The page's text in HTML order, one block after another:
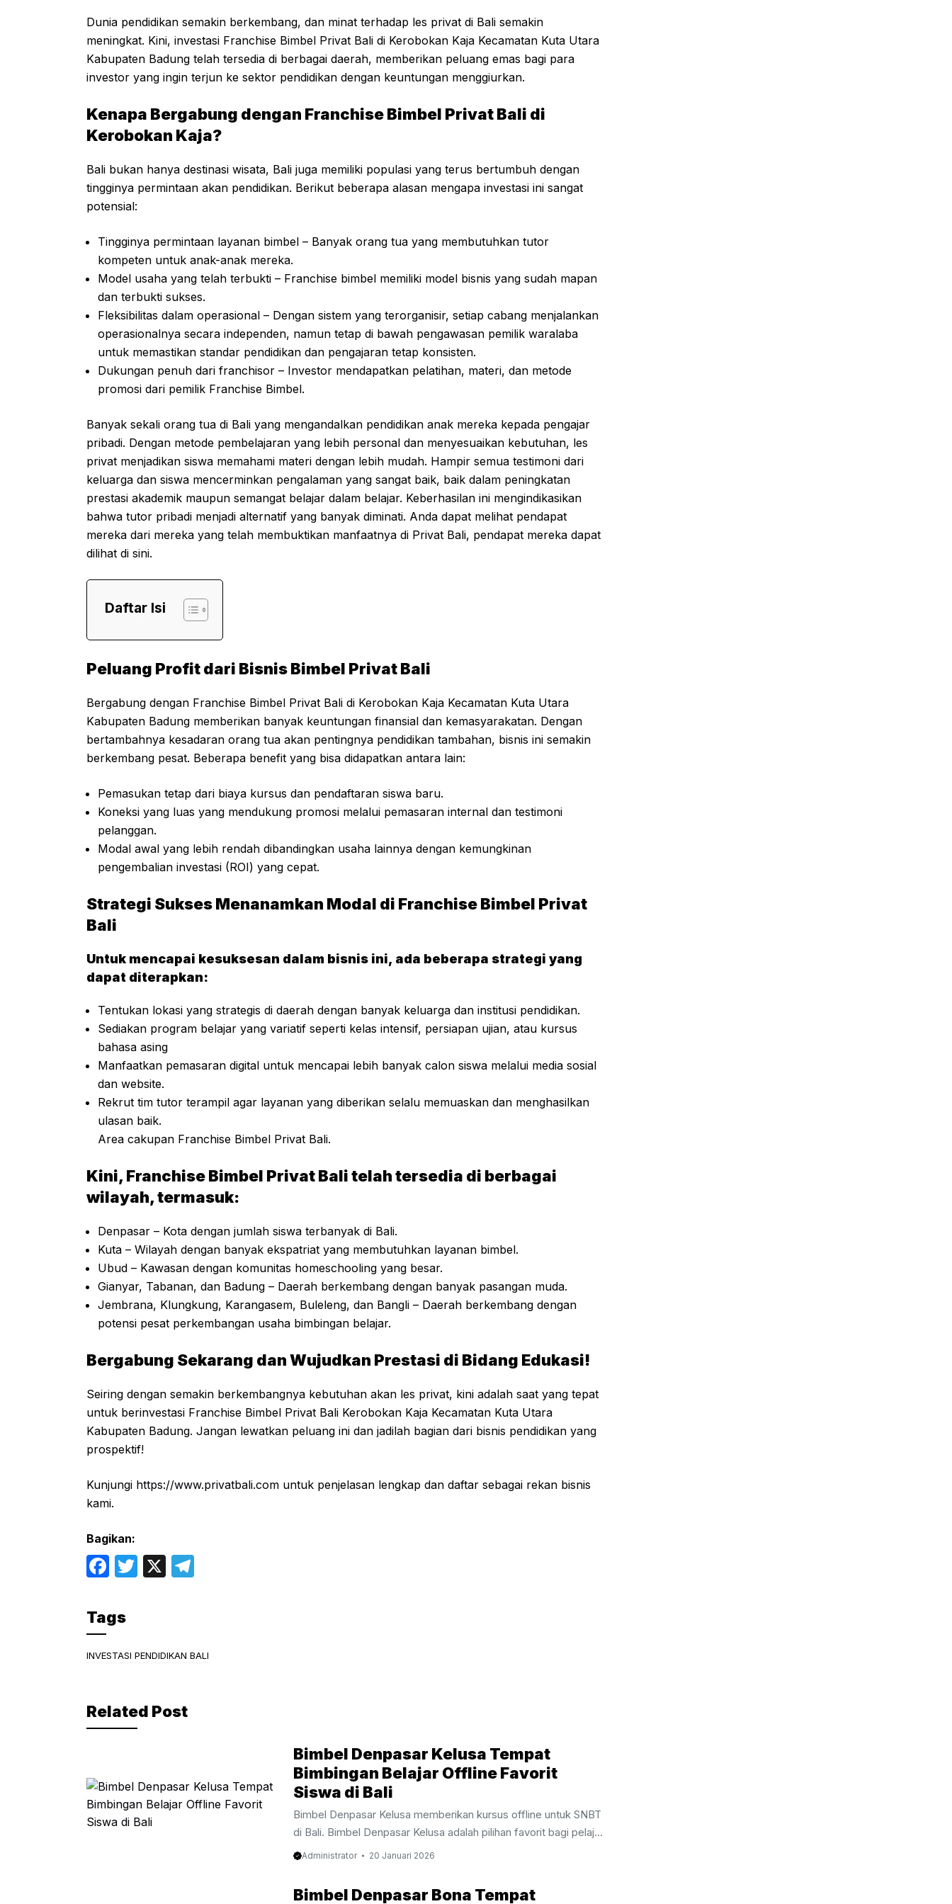
Dunia pendidikan semakin berkembang, dan minat terhadap les privat di Bali semakin
meningkat. Kini, investasi Franchise Bimbel Privat Bali di Kerobokan Kaja Kecamatan Kuta Utara
Kabupaten Badung telah tersedia di berbagai daerah, memberikan peluang emas bagi para
investor yang ingin terjun ke sektor pendidikan dengan keuntungan menggiurkan.
Kenapa Bergabung dengan Franchise Bimbel Privat Bali di
Kerobokan Kaja?
Bali bukan hanya destinasi wisata, Bali juga memiliki populasi yang terus bertumbuh dengan
tingginya permintaan akan pendidikan. Berikut beberapa alasan mengapa investasi ini sangat
potensial:
Tingginya permintaan layanan bimbel – Banyak orang tua yang membutuhkan tutor
kompeten untuk anak-anak mereka.
Model usaha yang telah terbukti – Franchise bimbel memiliki model bisnis yang sudah mapan
dan terbukti sukses.
Fleksibilitas dalam operasional – Dengan sistem yang terorganisir, setiap cabang menjalankan
operasionalnya secara independen, namun tetap di bawah pengawasan pemilik waralaba
untuk memastikan standar pendidikan dan pengajaran tetap konsisten.
Dukungan penuh dari franchisor – Investor mendapatkan pelatihan, materi, dan metode
promosi dari pemilik Franchise Bimbel.
Banyak sekali orang tua di Bali yang mengandalkan pendidikan anak mereka kepada pengajar
pribadi. Dengan metode pembelajaran yang lebih personal dan menyesuaikan kebutuhan, les
privat menjadikan siswa memahami materi dengan lebih mudah. Hampir semua testimoni dari
keluarga dan siswa mencerminkan pengalaman yang sangat baik, baik dalam peningkatan
prestasi akademik maupun semangat belajar dalam belajar. Keberhasilan ini mengindikasikan
bahwa tutor pribadi menjadi alternatif yang banyak diminati. Anda dapat melihat pendapat
mereka dari mereka yang telah membuktikan manfaatnya di Privat Bali, pendapat mereka dapat
dilihat di sini.
Daftar Isi
Peluang Profit dari Bisnis Bimbel Privat Bali
Bergabung dengan Franchise Bimbel Privat Bali di Kerobokan Kaja Kecamatan Kuta Utara
Kabupaten Badung memberikan banyak keuntungan finansial dan kemasyarakatan. Dengan
bertambahnya kesadaran orang tua akan pentingnya pendidikan tambahan, bisnis ini semakin
berkembang pesat. Beberapa benefit yang bisa didapatkan antara lain:
Pemasukan tetap dari biaya kursus dan pendaftaran siswa baru.
Koneksi yang luas yang mendukung promosi melalui pemasaran internal dan testimoni
pelanggan.
Modal awal yang lebih rendah dibandingkan usaha lainnya dengan kemungkinan
pengembalian investasi (ROI) yang cepat.
Strategi Sukses Menanamkan Modal di Franchise Bimbel Privat
Bali
Untuk mencapai kesuksesan dalam bisnis ini, ada beberapa strategi yang
dapat diterapkan:
Tentukan lokasi yang strategis di daerah dengan banyak keluarga dan institusi pendidikan.
Sediakan program belajar yang variatif seperti kelas intensif, persiapan ujian, atau kursus
bahasa asing
Manfaatkan pemasaran digital untuk mencapai lebih banyak calon siswa melalui media sosial
dan website.
Rekrut tim tutor terampil agar layanan yang diberikan selalu memuaskan dan menghasilkan
ulasan baik.
Area cakupan Franchise Bimbel Privat Bali.
Kini, Franchise Bimbel Privat Bali telah tersedia di berbagai
wilayah, termasuk:
Denpasar – Kota dengan jumlah siswa terbanyak di Bali.
Kuta – Wilayah dengan banyak ekspatriat yang membutuhkan layanan bimbel.
Ubud – Kawasan dengan komunitas homeschooling yang besar.
Gianyar, Tabanan, dan Badung – Daerah berkembang dengan banyak pasangan muda.
Jembrana, Klungkung, Karangasem, Buleleng, dan Bangli – Daerah berkembang dengan
potensi pesat perkembangan usaha bimbingan belajar.
Bergabung Sekarang dan Wujudkan Prestasi di Bidang Edukasi!
Seiring dengan semakin berkembangnya kebutuhan akan les privat, kini adalah saat yang tepat
untuk berinvestasi Franchise Bimbel Privat Bali Kerobokan Kaja Kecamatan Kuta Utara
Kabupaten Badung. Jangan lewatkan peluang ini dan jadilah bagian dari bisnis pendidikan yang
prospektif!
Kunjungi https://www.privatbali.com untuk penjelasan lengkap dan daftar sebagai rekan bisnis
kami.
Bagikan:
F
c
e
b
o
k
T
X
a
Tags
INVESTASI PENDIDIKAN BALI
Related Post
Bimbel Denpasar Kelusa Tempat
Bimbingan Belajar Offline Favorit
Siswa di Bali
Bimbel Denpasar Kelusa memberikan kursus offline untuk SNBT
di Bali. Bimbel Denpasar Kelusa adalah pilihan favorit bagi pelajar
dan orang tua di Bali yang mengin­ginkan pendamping belajar
Bimbel Denpasar Kelusa membantu siswa memahami materi
Administrator 20 Januari 2026
Bimbel Denpasar Bona Tempat